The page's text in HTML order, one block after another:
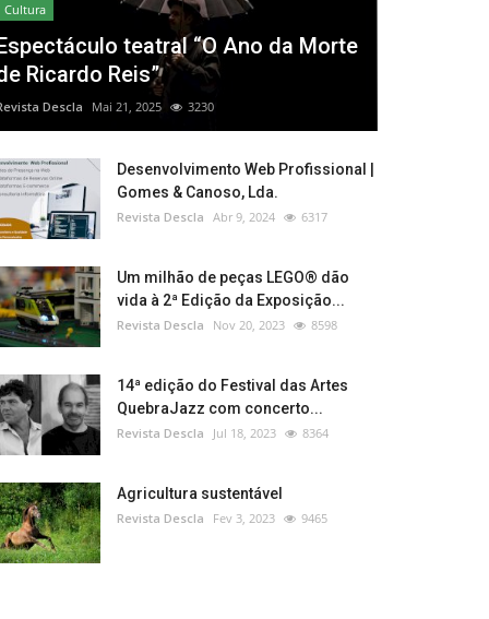
Cultura
teatral “O Ano da Morte
Ricardo Reis”
Descla Mai 21, 2025 3230
Desenvolvimento Web Profissional |
Gomes & Canoso, Lda.
Revista Descla Abr 9, 2024 6317
Um milhão de peças LEGO® dão
vida à 2ª Edição da Exposição...
Revista Descla Nov 20, 2023 8598
14ª edição do Festival das Artes
QuebraJazz com concerto...
Revista Descla Jul 18, 2023 8364
Agricultura sustentável
Revista Descla Fev 3, 2023 9465